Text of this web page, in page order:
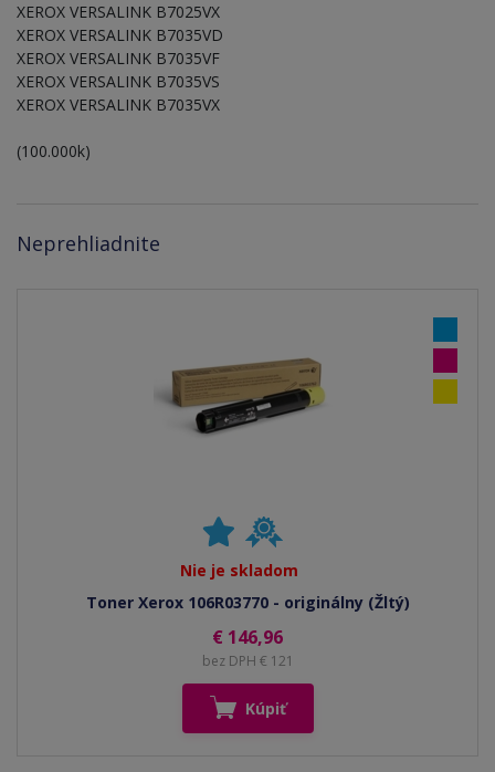
XEROX VERSALINK B7025VX
XEROX VERSALINK B7035VD
XEROX VERSALINK B7035VF
XEROX VERSALINK B7035VS
XEROX VERSALINK B7035VX
(100.000k)
Neprehliadnite
Nie je skladom
Toner Xerox 106R03770 - originálny (Žltý)
€ 146,96
bez DPH € 121
Kúpiť